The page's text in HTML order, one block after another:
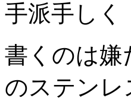
手派手しく
書くのは嫌
のステンレ